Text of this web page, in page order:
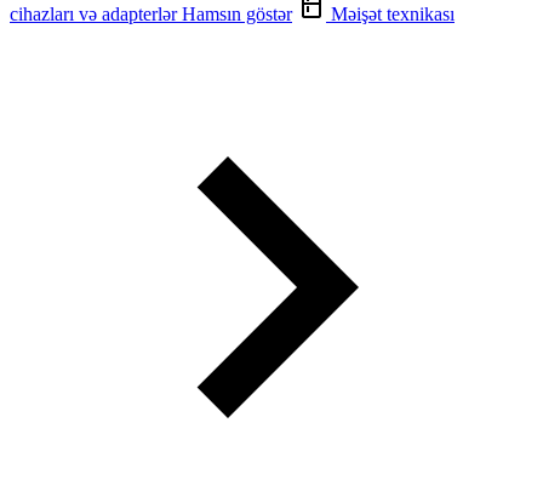
cihazları və adapterlərHamsın göstər Məişət texnikası